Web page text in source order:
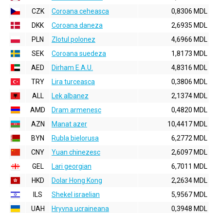
CZK
Coroana ceheasca
0,8306 MDL
DKK
Coroana daneza
2,6935 MDL
PLN
Zlotul polonez
4,6966 MDL
SEK
Coroana suedeza
1,8173 MDL
AED
Dirham E.A.U.
4,8316 MDL
TRY
Lira turceasca
0,3806 MDL
ALL
Lek albanez
2,1374 MDL
AMD
Dram armenesc
0,4820 MDL
AZN
Manat azer
10,4417 MDL
BYN
Rubla bielorusa
6,2772 MDL
CNY
Yuan chinezesc
2,6097 MDL
GEL
Lari georgian
6,7011 MDL
HKD
Dolar Hong Kong
2,2634 MDL
ILS
Shekel israelian
5,9567 MDL
UAH
Hryvna ucraineana
0,3948 MDL